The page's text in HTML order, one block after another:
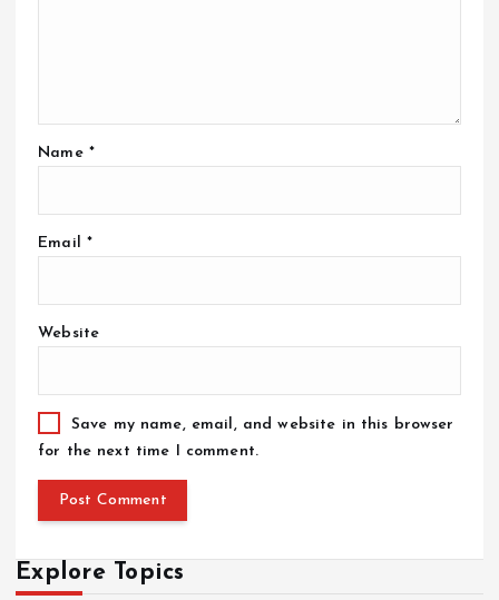
Name *
Email *
Website
Save my name, email, and website in this browser
for the next time I comment.
Explore Topics